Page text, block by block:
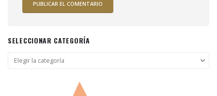
SELECCIONAR CATEGORÍA
Seleccionar
categoría